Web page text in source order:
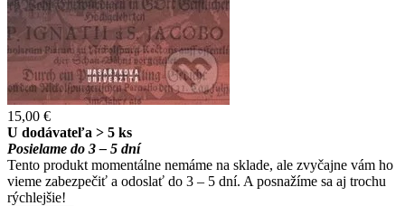
15,00 €
U dodávateľa > 5 ks
Posielame do 3 – 5 dní
Tento produkt momentálne nemáme na sklade, ale zvyčajne vám ho
vieme zabezpečiť a odoslať do 3 – 5 dní. A posnažíme sa aj trochu
rýchlejšie!